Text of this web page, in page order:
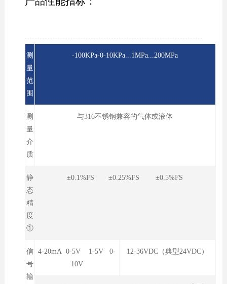
测
量
范
围
-100KPa-0-10KPa...1MPa...200MPa
测
量
介
质
与316不锈钢兼容的气体或液体
静
态
精
度
①
±0.1%FS ±0.25%FS ±0.5%FS
信
号
输
4-20mA 0-5V 1-5V 0-
10V
12-36VDC（典型24VDC）